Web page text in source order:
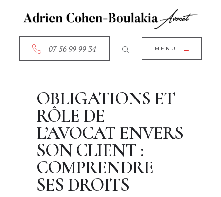
07 56 99 99 34 MENU
CLOSE
ACCUEIL
SERVICES
CONTACT
OBLIGATIONS ET
RÔLE DE
L’AVOCAT ENVERS
SON CLIENT :
COMPRENDRE
SES DROITS